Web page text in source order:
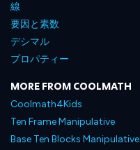
線
要因と素数
デシマル
プロパティー
MORE FROM COOLMATH
Coolmath4Kids
Ten Frame Manipulative
Base Ten Blocks Manipulative